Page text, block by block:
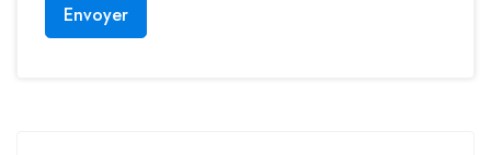
Envoyer